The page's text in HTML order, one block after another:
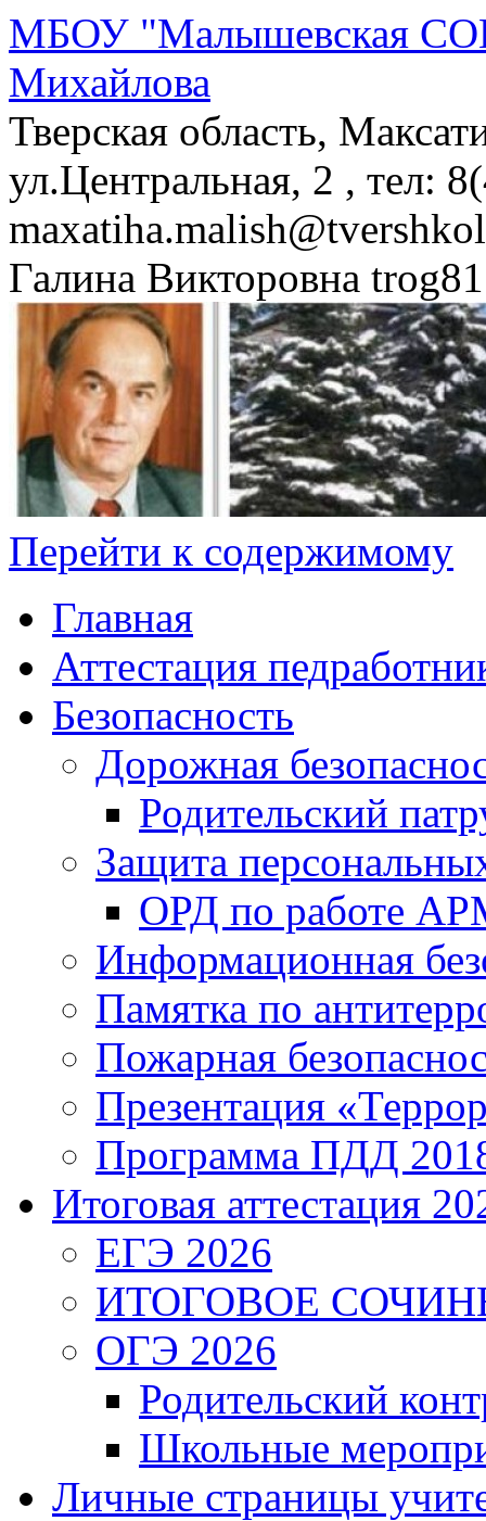
МБОУ "Малышевская
Михайлова
Тверская область,
ул.Центральная, 2 , тел:
Галина Викторовна
Перейти к содержимому
Главная
Аттестация
Безопасность
Дорожная
Родительский
Защита
ОРД по работе
Информационная
Памятка по
Пожарная
Презентация
Программа ПДД
Итоговая аттестация
ЕГЭ 2026
ИТОГОВОЕ
ОГЭ 2026
Родительский
Школьные
Личные страницы